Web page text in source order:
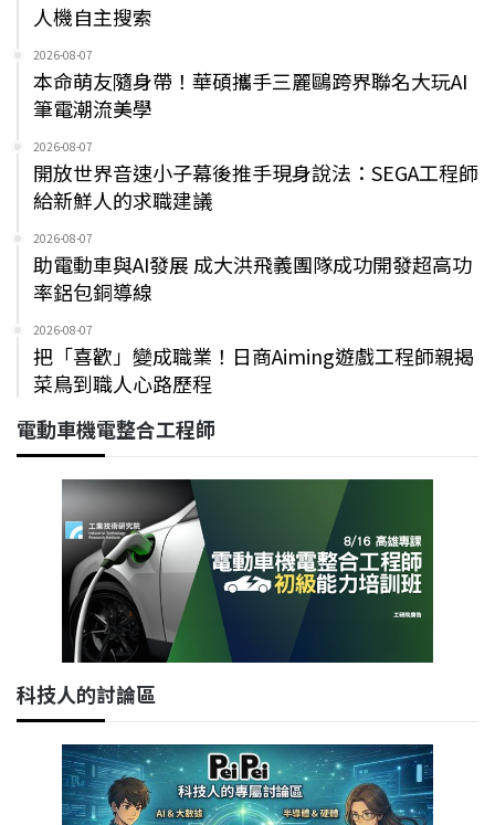
人機自主搜索
2026-08-07
本命萌友隨身帶！華碩攜手三麗鷗跨界聯名大玩AI
筆電潮流美學
2026-08-07
開放世界音速小子幕後推手現身說法：SEGA工程師
給新鮮人的求職建議
2026-08-07
助電動車與AI發展 成大洪飛義團隊成功開發超高功
率鋁包銅導線
2026-08-07
把「喜歡」變成職業！日商Aiming遊戲工程師親揭
菜鳥到職人心路歷程
電動車機電整合工程師
科技人的討論區